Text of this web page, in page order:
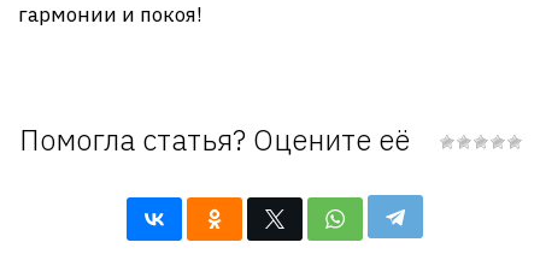
гармонии и покоя!
Помогла статья? Оцените её